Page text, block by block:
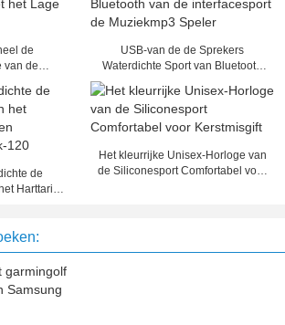
de
van de
USB-van de de Sprekers
Waterdichte Sport van Bluetooth
Muziekmp3 Speler
de
Harttarief
Het kleurrijke Unisex-Horloge van
de Siliconesport Comfortabel voor
garmingolf
Samsung